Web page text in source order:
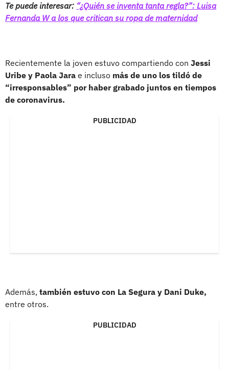
Te puede interesar: “¿Quién se inventa tanta regla?”: Luisa
Fernanda W a los que critican su ropa de maternidad
Recientemente la joven estuvo compartiendo con Jessi
Uribe y Paola Jara e incluso más de uno los tildó de
“irresponsables” por haber grabado juntos en tiempos
de coronavirus.
PUBLICIDAD
Además, también estuvo con La Segura y Dani Duke,
entre otros.
PUBLICIDAD